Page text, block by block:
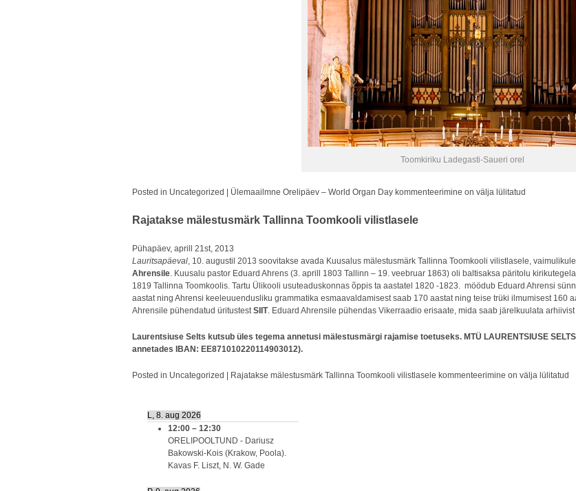
Toomkiriku Ladegasti-Saueri orel
Posted in Uncategorized Ülemaailmne Orelipäev – World Organ Day kommenteerimine on välja lülitatud
Rajatakse mälestusmärk Tallinna Toomkooli vilistlasele
Pühapäev, aprill 21st, 2013
Lauritsapäeval, 10. augustil 2013 soovitakse avada Kuusalus mälestusmärk Tallinna Toomkooli vilistlasele,
Ahrensile. Kuusalu pastor Eduard Ahrens (3. aprill 1803 Tallinn – 19. veebruar 1863) oli baltisaksa päritolu
1819 Tallinna Toomkoolis. Tartu Ülikooli usuteaduskonnas õppis ta aastatel 1820 -1823. möödub Eduard Ahrensi
aastat ning Ahrensi keeleuuendusliku grammatika esmaavaldamisest saab 170 aastat ning teise trüki ilmumisest 160
Ahrensile pühendatud üritustestSIIT. Eduard Ahrensile pühendas Vikerraadio erisaate, mida saab järelkuulata arhiivist
Laurentsiuse Selts kutsub üles tegema annetusi mälestusmärgi rajamise toetuseks. MTÜ LAURENTSIUSE
annetades IBAN: EE871010220114903012).
Posted in Uncategorized Rajatakse mälestusmärk Tallinna Toomkooli vilistlasele kommenteerimine on välja lülitatud
L, 8. aug 2026
12:00 – 12:30
ORELIPOOLTUND - Dariusz
Bakowski-Kois (Krakow, Poola).
Kavas F. Liszt, N. W. Gade